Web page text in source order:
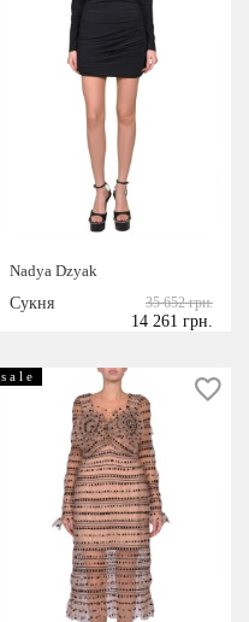
Nadya Dzyak
Сукня
35 652 грн.
14 261 грн.
s a l e